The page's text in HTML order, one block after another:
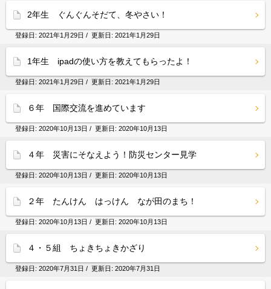
2年生 ぐんぐんそだて、冬やさい！
登録日: 2021年1月29日 / 更新日: 2021年1月29日
1年生 ipadの使い方を教えてもらったよ！
登録日: 2021年1月29日 / 更新日: 2021年1月29日
６年 国際交流を進めています
登録日: 2020年10月13日 / 更新日: 2020年10月13日
４年 災害にそなえよう！防災センター見学
登録日: 2020年10月13日 / 更新日: 2020年10月13日
２年 たんけん はっけん なが田のまち！
登録日: 2020年10月13日 / 更新日: 2020年10月13日
４・５組 ちょきちょきかざり
登録日: 2020年7月31日 / 更新日: 2020年7月31日